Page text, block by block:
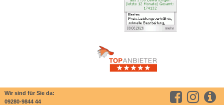
Wir sind für Sie da:
09280-9844 44